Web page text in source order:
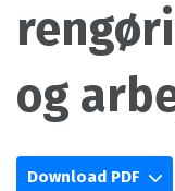
og
Download PDF